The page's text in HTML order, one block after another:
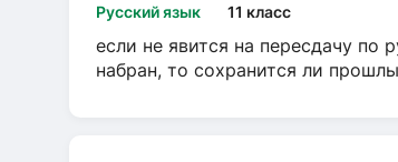
Русский язык 11 класс
если не явится на пересдачу по
набран, то сохранится ли